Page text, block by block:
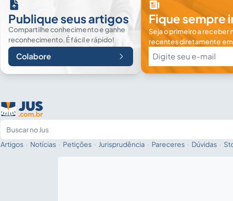
Publique seus artigos
Compartilhe conhecimento e ganhe
reconhecimento. É fácil e rápido!
Colabore
Fique sempre
Seja o primeiro a receber
recentes diretamente em
Artigos · Notícias · Petições · Jurisprudência · Pareceres · Dúvidas ·